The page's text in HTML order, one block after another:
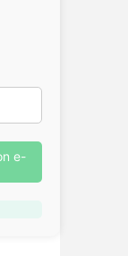
e-